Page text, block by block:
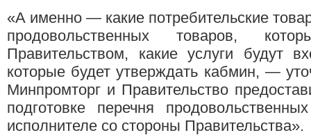
«А именно — какие потребительские
продовольственных товаров,
Правительством, какие услуги будут
которые будет утверждать кабмин, —
Минпромторг и Правительство
подготовке перечня
исполнителе со стороны Правительства».